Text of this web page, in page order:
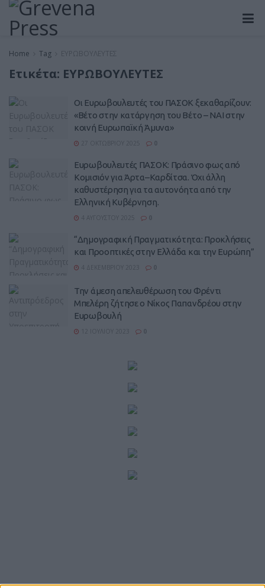
Home Tag ΕΥΡΩΒΟΥΛΕΥΤΕΣ
Ετικέτα: ΕΥΡΩΒΟΥΛΕΥΤΕΣ
Οι Ευρωβουλευτές του ΠΑΣΟΚ ξεκαθαρίζουν:
«Βέτο στην κατάργηση του Βέτο – ΝΑΙ στην
κοινή Ευρωπαϊκή Άμυνα»
0
Ευρωβουλευτές ΠΑΣΟΚ: Πράσινο φως από
Κομισιόν για Άρτα–Καρδίτσα. Όχι άλλη
καθυστέρηση για τα αυτονόητα από την
Ελληνική Κυβέρνηση.
0
“Δημογραφική Πραγματικότητα: Προκλήσεις
και Προοπτικές στην Ελλάδα και την Ευρώπη”
0
Την άμεση απελευθέρωση του Φρέντι
Μπελέρη ζήτησε ο Νίκος Παπανδρέου στην
Ευρωβουλή
0